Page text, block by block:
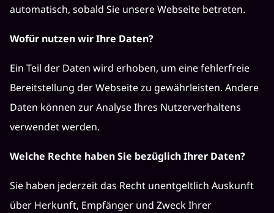
automatisch, sobald Sie unsere Webseite betreten.
Wofür nutzen wir Ihre Daten?
Ein Teil der Daten wird erhoben, um eine fehlerfreie
Bereitstellung der Webseite zu gewährleisten. Andere
Daten können zur Analyse Ihres Nutzerverhaltens
verwendet werden.
Welche Rechte haben Sie bezüglich Ihrer Daten?
Sie haben jederzeit das Recht unentgeltlich Auskunft
über Herkunft, Empfänger und Zweck Ihrer